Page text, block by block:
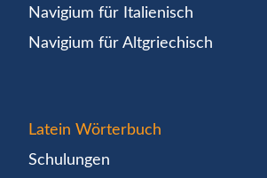
Navigium für Italienisch
Navigium für Altgriechisch
Latein Wörterbuch
Schulungen